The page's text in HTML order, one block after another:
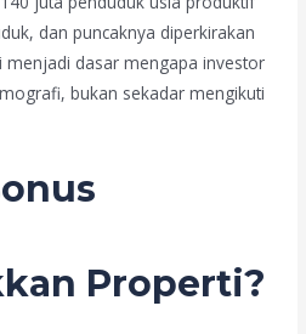
dan puncaknya diperkirakan
menjadi dasar mengapa investor
bukan sekadar mengikuti
Properti?